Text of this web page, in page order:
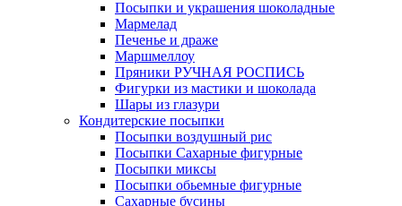
Посыпки и украшения шоколадные
Мармелад
Печенье и драже
Маршмеллоу
Пряники РУЧНАЯ РОСПИСЬ
Фигурки из мастики и шоколада
Шары из глазури
Кондитерские посыпки
Посыпки воздушный рис
Посыпки Сахарные фигурные
Посыпки миксы
Посыпки обьемные фигурные
Сахарные бусины